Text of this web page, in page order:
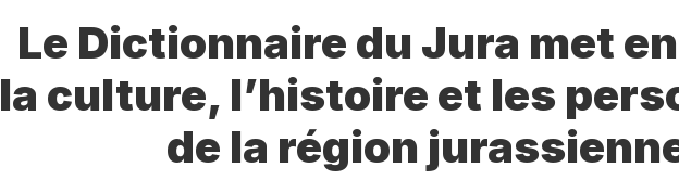
Le Dictionnaire du Jura met
la culture, l’histoire et les
de la région